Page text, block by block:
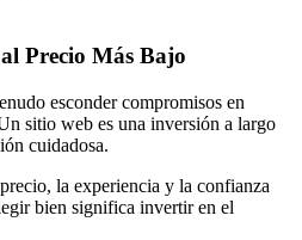
Precio Más Bajo
esconder compromisos en
sitio web es una inversión a largo
cuidadosa.
la experiencia y la confianza
bien significa invertir en el